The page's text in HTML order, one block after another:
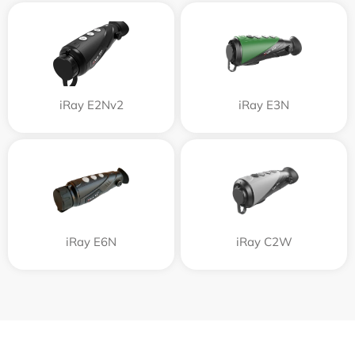
iRay E2Nv2 iRay E3N
iRay E6N iRay C2W